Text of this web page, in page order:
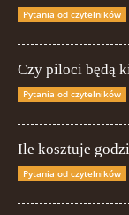
Pytania od czytelników
Czy piloci będą
Pytania od czytelników
Ile kosztuje
Pytania od czytelników